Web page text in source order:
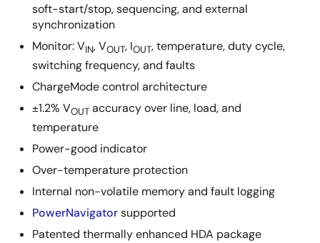
soft-start/stop, sequencing, and external
synchronization
Monitor: VIN, VOUT, IOUT, temperature, duty cycle,
switching frequency, and faults
ChargeMode control architecture
±1.2% VOUT accuracy over line, load, and
temperature
Power-good indicator
Over-temperature protection
Internal non-volatile memory and fault logging
PowerNavigatorsupported
Patented thermally enhanced HDA package